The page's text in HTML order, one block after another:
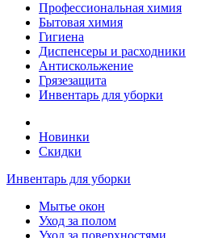
Профессиональная химия
Бытовая химия
Гигиена
Диспенсеры и расходники
Антискольжение
Грязезащита
Инвентарь для уборки
Новинки
Скидки
Инвентарь для уборки
Мытье окон
Уход за полом
Уход за поверхностями